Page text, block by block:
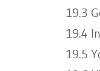
19.3
19.4
19.5